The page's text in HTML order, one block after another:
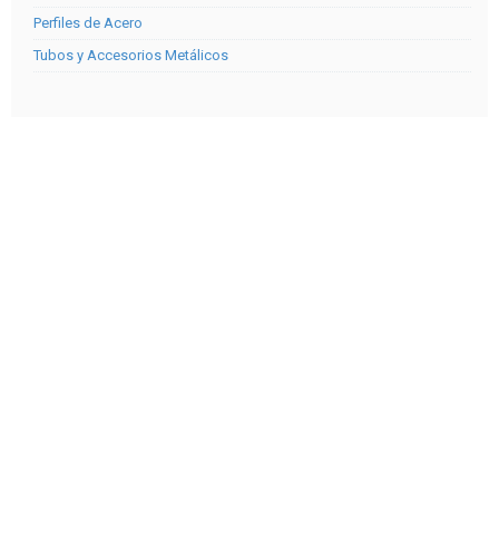
Perfiles de Acero
Tubos y Accesorios Metálicos